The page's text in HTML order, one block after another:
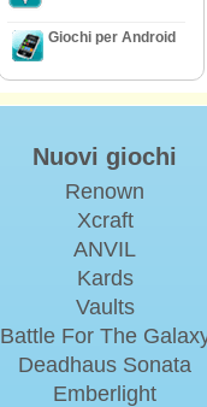
Giochi per Android
Nuovi giochi
Renown
Xcraft
ANVIL
Kards
Vaults
Battle For The
Deadhaus Sonata
Emberlight